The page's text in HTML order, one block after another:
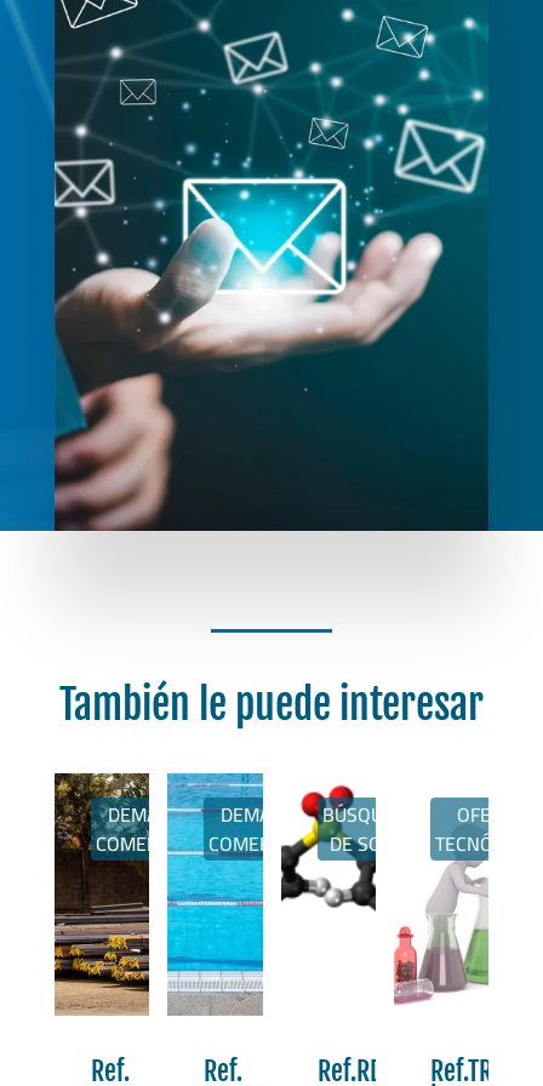
También le puede interesar
DEMANDAS
COMERCIALES
Ref.
DEMANDAS
COMERCIALES
Ref.
BÚSQUEDAS
DE SOCIOS
OFERTAS